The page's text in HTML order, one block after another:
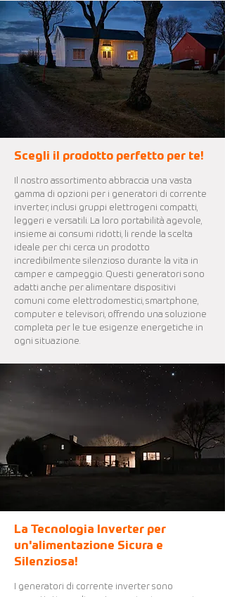
Scegli il prodotto perfetto per te!
Il nostro assortimento abbraccia una vasta
gamma di opzioni per i generatori di corrente
inverter, inclusi gruppi elettrogeni compatti,
leggeri e versatili. La loro portabilità agevole,
insieme ai consumi ridotti, li rende la scelta
ideale per chi cerca un prodotto
incredibilmente silenzioso durante la vita in
camper e campeggio. Questi generatori sono
adatti anche per alimentare dispositivi
comuni come elettrodomestici, smartphone,
computer e televisori, offrendo una soluzione
completa per le tue esigenze energetiche in
ogni situazione.
La Tecnologia Inverter per
un'alimentazione Sicura e
Silenziosa!
I generatori di corrente inverter sono